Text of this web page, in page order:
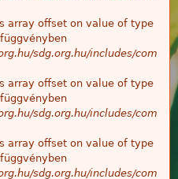
array offset on value of type
függvényben
sdg.org.hu/includes/com
array offset on value of type
függvényben
sdg.org.hu/includes/com
array offset on value of type
függvényben
sdg.org.hu/includes/com